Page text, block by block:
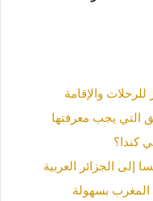
والإقامة
التي يجب معرفتها
كندا؟
إلى الجزائر العربية
بسهولة